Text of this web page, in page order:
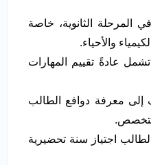
الثانوية، خاصة
والأحياء.
تشمل عادةً تقييم المهارات
إلى معرفة دوافع الطالب
اجتياز سنة تحضيرية